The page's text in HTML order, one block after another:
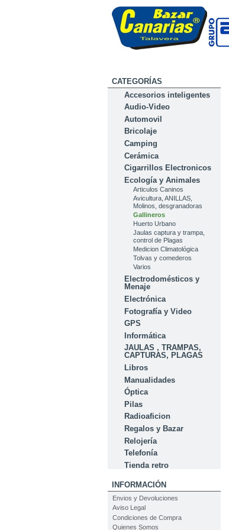
CATEGORÍAS
Accesorios inteligentes
Audio-Video
Automovil
Bricolaje
Camping
Cerámica
Cigarrillos Electronicos
Ecología y Animales
Articulos Caninos
Avicultura, ANILLAS,
Molinos, desgranadoras
Gallineros
Huerto Urbano
Jaulas captura y trampa,
control de Plagas
Medicion Climatológica
Tolvas y comederos
Varios
Electrodomésticos y
Menaje
Electrónica
Fotografía y Video
GPS
Informática
JAULAS , TRAMPAS,
CAPTURAS, PLAGAS
Libros
Manualidades
Óptica
Pilas
Radioaficion
Regalos y Bazar
Relojería
Telefonía
Tienda retro
INFORMACIÓN
Envios y Devoluciones
Aviso Legal
Condiciones de Compra
Quienes Somos